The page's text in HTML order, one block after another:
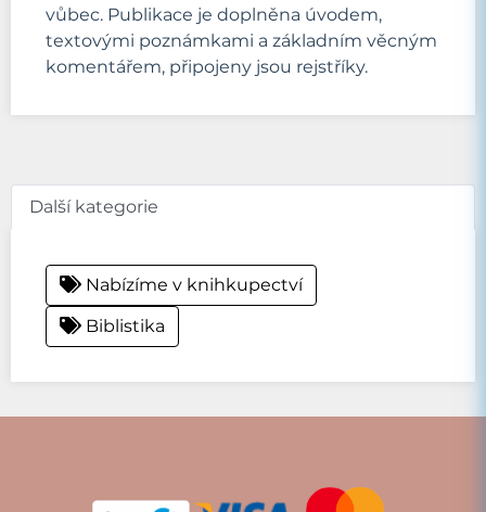
vůbec. Publikace je doplněna úvodem,
textovými poznámkami a základním věcným
komentářem, připojeny jsou rejstříky.
Další kategorie
Nabízíme v knihkupectví
Biblistika